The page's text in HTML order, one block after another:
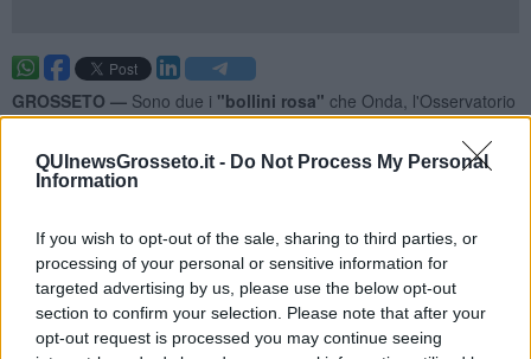
QUInewsGrosseto.it - Do Not Process My Personal
Information
If you wish to opt-out of the sale, sharing to third parties, or
processing of your personal or sensitive information for
targeted advertising by us, please use the below opt-out
section to confirm your selection. Please note that after your
opt-out request is processed you may continue seeing
GROSSETO — Sono due i "bollini rosa" che Onda, l'Osservatorio
nazionale sulla salute della donna, ha assegnato all'ospedale
Ogni due anni, dal 2007, questa associazione stila un elenco degli
dalle strutture maggiormente qualificate nella cura di patologie
specifiche, a reparti di ginecologia e ostetricia all'avanguardia. Gli
ospedali che hanno queste particolari caratteristiche vengono
premiati con tre, due o un bollino, in base al punteggio ricevuto.